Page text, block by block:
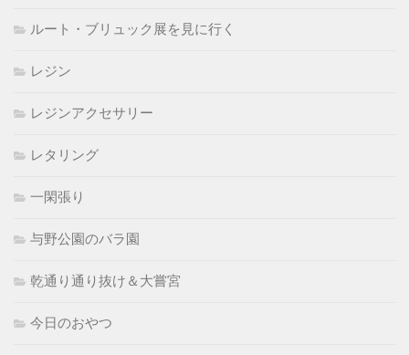
ルート・ブリュック展を見に行く
レジン
レジンアクセサリー
レタリング
一閑張り
与野公園のバラ園
乾通り通り抜け＆大嘗宮
今日のおやつ